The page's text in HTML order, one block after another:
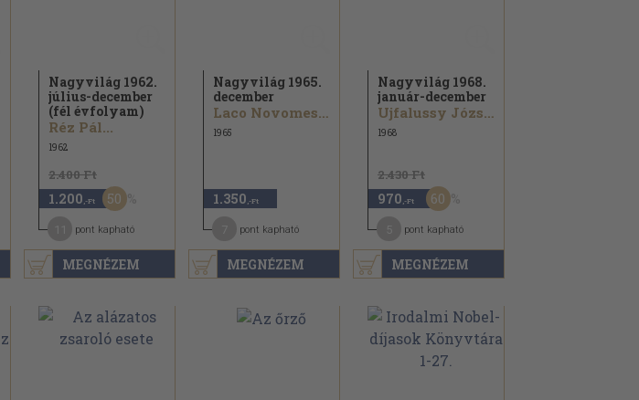
MEGNÉZEM
Nagyvilág 1962.
július-december
(fél évfolyam)
Réz Pál...
1962
2.400 Ft
1.200 ,-Ft 50
pont kapható
MEGNÉZEM
Nagyvilág 1965.
december
Laco Novomesky...
1965
1.350 ,-Ft
pont kapható
MEGNÉZEM
Nagyvilág 1968.
január-december
Ujfalussy József...
1968
2.430 Ft
970 ,-Ft 60
pont kapható